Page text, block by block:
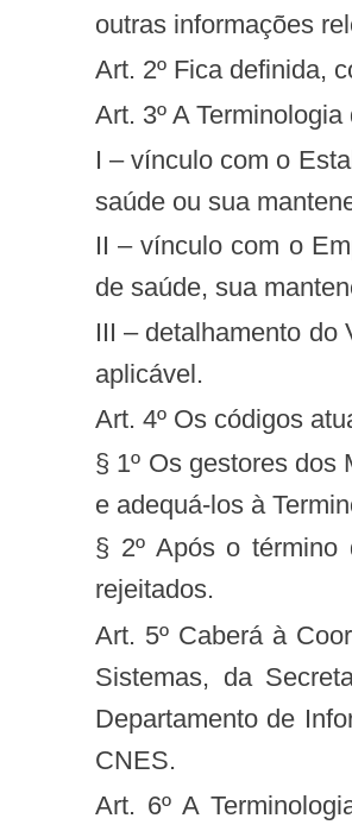
outras informações
Art. 2º Fica
Art. 3º A
I – vínculo com o Estabelecimento ou sua Mantenedora: demonstra qual a relação entre o profissional e o estabelecimento de
saúde ou sua
II – vínculo com o Empregador: identifica o vínculo entre o profissional e seu contratante, seja ele o próprio estabelecimento
de saúde, sua
III – detalhamento do Vínculo: fornece detalhes necessários para melhor compreensão do vínculo com o empregador, quando
aplicável.
Art. 4º Os códigos
§ 1º Os gestores
e adequá-los à
§ 2º Após o término
rejeitados.
Art. 5º Caberá à Coordenação-Geral de Sistemas de Informação, do Departamento de Regulação, Avaliação e Controle de
Sistemas, da
Departamento de
CNES.
Art. 6º A Terminologia de que trata esta Portaria é de gestão conjunta da Secretaria de Atenção à Saúde, por meio da